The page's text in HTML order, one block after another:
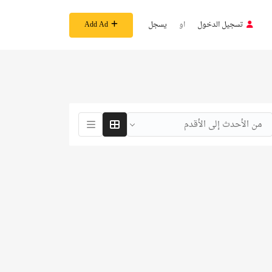
تسجيل الدخول او يسجل Add Ad
من الأحدث إلى الأقدم